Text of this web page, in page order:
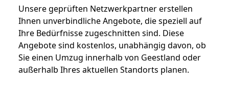
Unsere geprüften Netzwerkpartner erstellen
Ihnen unverbindliche Angebote, die speziell auf
Ihre Bedürfnisse zugeschnitten sind. Diese
Angebote sind kostenlos, unabhängig davon, ob
Sie einen Umzug innerhalb von Geestland oder
außerhalb Ihres aktuellen Standorts planen.